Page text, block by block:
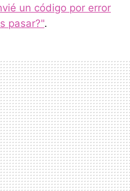
un código por error
pasar?".